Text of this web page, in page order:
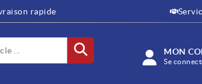
rapide
MON
Se